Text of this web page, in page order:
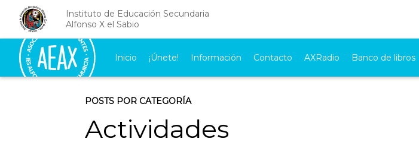
Instituto de Educación Secundaria
Alfonso X el Sabio
Inicio ¡Únete! Información Contacto AXRadio Banco de libros
POSTS POR CATEGORÍA
Actividades